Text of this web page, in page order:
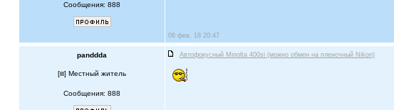
Сообщения: 888
06 фев, 18 20:47
panddda Автофокусный Minolta 400si (можно обмен на пленочный Nikon)
[ ] Местный житель
Сообщения: 888